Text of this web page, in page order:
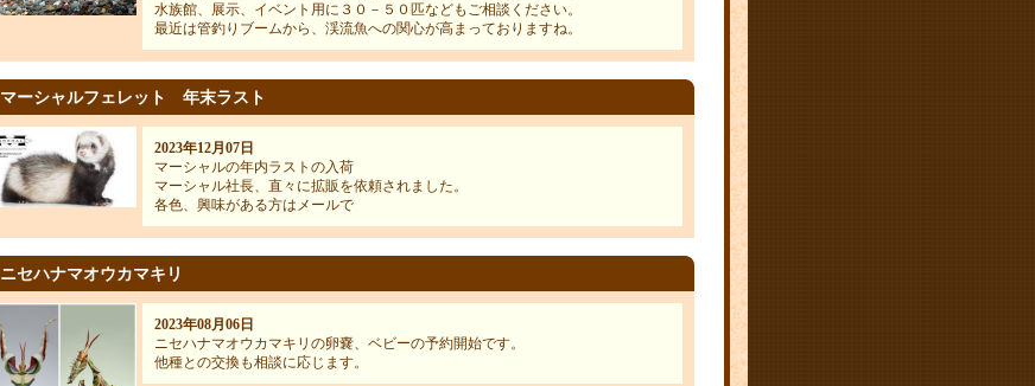
水族館、展示、イベント用に３０－５０匹などもご相談ください。
最近は管釣りブームから、渓流魚への関心が高まっておりますね。
マーシャルフェレット 年末ラスト
2023年12月07日
マーシャルの年内ラストの入荷
マーシャル社長、直々に拡販を依頼されました。
各色、興味がある方はメールで
ニセハナマオウカマキリ
2023年08月06日
ニセハナマオウカマキリの卵嚢、ベビーの予約開始です。
他種との交換も相談に応じます。